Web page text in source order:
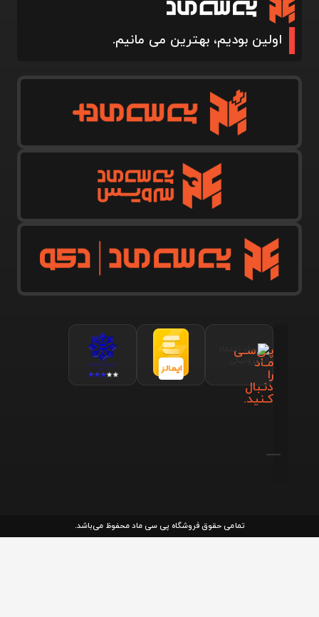
اولین بودیم، بهترین می مانیم.
پـی‌سـی
مـاد
را
دنـبال
کـنید.
تمامی حقوق فروشگاه پی سی ماد محفوظ می‌باشد.